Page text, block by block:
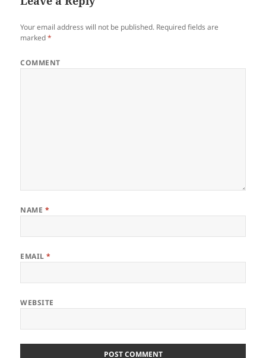
Your email address will not be published. Required fields are
marked*
COMMENT
NAME *
EMAIL*
WEBSITE